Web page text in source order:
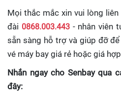
Mọi thắc mắc xin vui lòng
đài 0868.003.443- nhân viên
sẵn sàng hỗ trợ và giúp đỡ
vé máy bay giá rẻ hoặc giá
Nhắn ngay cho Senbay qua
đây: